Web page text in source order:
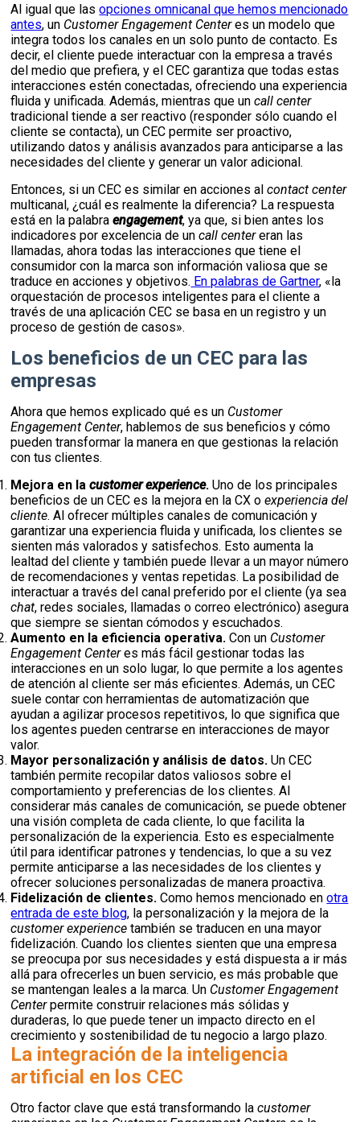
Al igual que lasopciones omnicanal que hemos mencionado
antes, un Customer Engagement Centeres un modelo que
integra todos los canales en un solo punto de contacto. Es
decir, el cliente puede interactuar con la empresa a través
del medio que prefiera, y el CEC garantiza que todas estas
interacciones estén conectadas, ofreciendo una experiencia
fluida y unificada. Además, mientras que uncall center
tradicional tiende a ser reactivo (responder sólo cuando el
cliente se contacta), un CEC permite ser proactivo,
utilizando datos y análisis avanzados para anticiparse a las
necesidades del cliente y generar un valor adicional.
Entonces, si un CEC es similar en acciones alcontact center
multicanal, ¿cuál es realmente la diferencia? La respuesta
está en la palabraengagement, ya que, si bien antes los
indicadores por excelencia de uncall centereran las
llamadas, ahora todas las interacciones que tiene el
consumidor con la marca son información valiosa que se
traduce en acciones y objetivos. En palabras de Gartner, «la
orquestación de procesos inteligentes para el cliente a
través de una aplicación CEC se basa en un registro y un
proceso de gestión de casos».
Los beneficios de un CEC para las
empresas
Ahora que hemos explicado qué es un Customer
Engagement Center, hablemos de sus beneficios y cómo
pueden transformar la manera en que gestionas la relación
con tus clientes.
Mejora en lacustomer experience.Uno de los principales
beneficios de un CEC es la mejora en la CX oexperiencia del
cliente. Al ofrecer múltiples canales de comunicación y
garantizar una experiencia fluida y unificada, los clientes se
sienten más valorados y satisfechos. Esto aumenta la
lealtad del cliente y también puede llevar a un mayor número
de recomendaciones y ventas repetidas. La posibilidad de
interactuar a través del canal preferido por el cliente (ya sea
chat, redes sociales, llamadas o correo electrónico) asegura
que siempre se sientan cómodos y escuchados.
Aumento en la eficiencia operativa.Con un Customer
Engagement Centeres más fácil gestionar todas las
interacciones en un solo lugar, lo que permite a los agentes
de atención al cliente ser más eficientes. Además, un CEC
suele contar con herramientas de automatización que
ayudan a agilizar procesos repetitivos, lo que significa que
los agentes pueden centrarse en interacciones de mayor
valor.
Mayor personalización y análisis de datos.Un CEC
también permite recopilar datos valiosos sobre el
comportamiento y preferencias de los clientes. Al
considerar más canales de comunicación, se puede obtener
una visión completa de cada cliente, lo que facilita la
personalización de la experiencia. Esto es especialmente
útil para identificar patrones y tendencias, lo que a su vez
permite anticiparse a las necesidades de los clientes y
ofrecer soluciones personalizadas de manera proactiva.
Fidelización de clientes.Como hemos mencionado enotra
entrada de este blog, la personalización y la mejora de la
customer experience también se traducen en una mayor
fidelización. Cuando los clientes sienten que una empresa
se preocupa por sus necesidades y está dispuesta a ir más
allá para ofrecerles un buen servicio, es más probable que
se mantengan leales a la marca. Un Customer Engagement
Centerpermite construir relaciones más sólidas y
duraderas, lo que puede tener un impacto directo en el
crecimiento y sostenibilidad de tu negocio a largo plazo.
La integración de la inteligencia
artificial en los CEC
Otro factor clave que está transformando la customer